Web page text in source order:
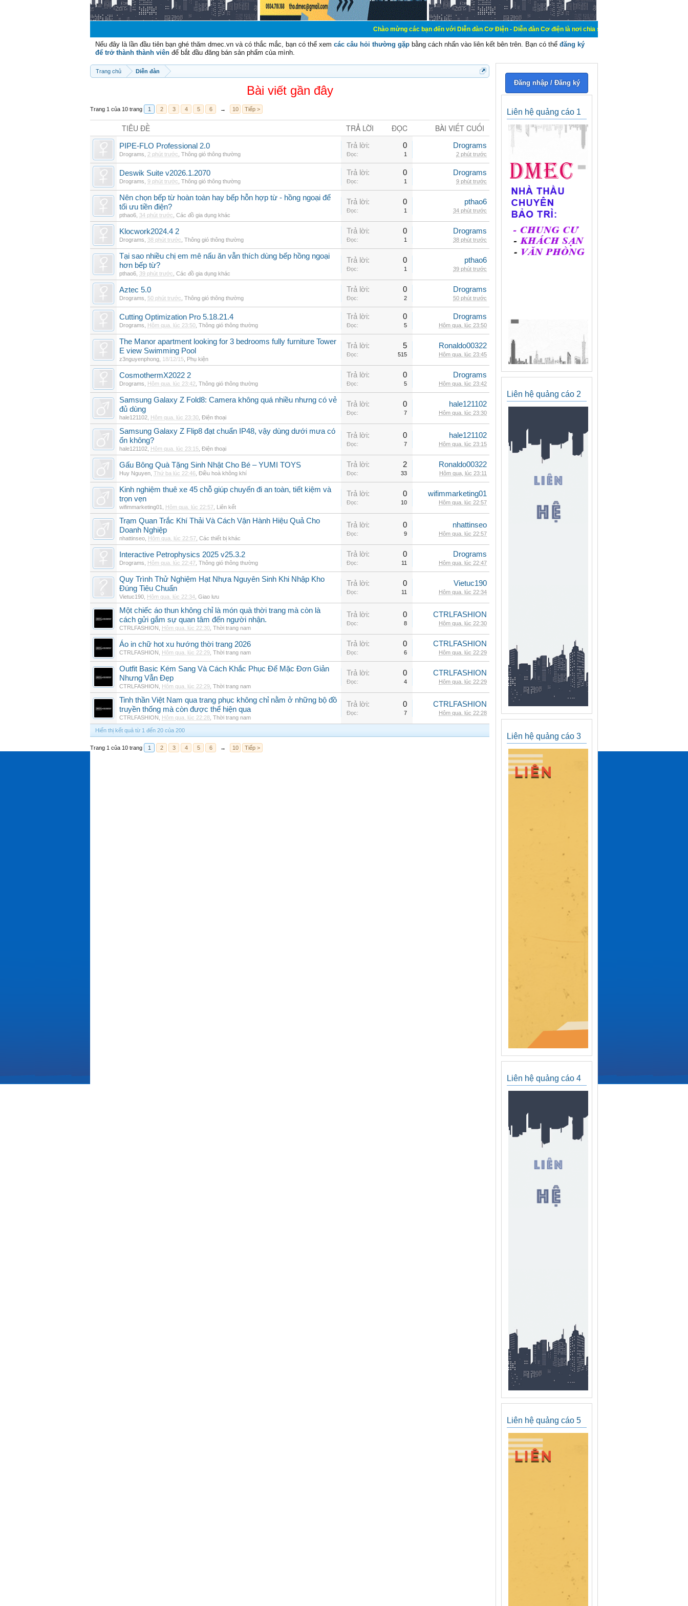
Chào mừng các bạn đến với Diễn đàn Cơ Điện - Diễn đàn Cơ điện là nơi chia sẽ kiến thức kinh nghiệm trong lãnh
Nếu đây là lần đầu tiên bạn ghé thăm dmec.vn và có thắc mắc, bạn có thể xem các câu hỏi thường gặp bằng cách nhấn vào liên kết bên trên. Bạn có thể đăng ký
để trở thành thành viên để bắt đầu đăng bán sản phẩm của mình.
Trang chủ Diễn đàn
Bài viết gần đây
Trang 1 của 10 trang 1 2 3 4 5 6 → 10 Tiếp >
TIÊU ĐỀ TRẢ LỜI ĐỌC BÀI VIẾT CUỐI
PIPE-FLO Professional 2.0
Drograms 2 phút trước Thông gió thông thường
Trả lời: 0
Đọc: 1
Drograms
2 phút trước
Deswik Suite v2026.1.2070
Drograms 9 phút trước Thông gió thông thường
Trả lời: 0
Đọc: 1
Drograms
9 phút trước
Nên chọn bếp từ hoàn toàn hay bếp hỗn hợp từ - hồng ngoại để
tối ưu tiền điện?
pthao6 34 phút trước Các đồ gia dụng khác
Trả lời: 0
Đọc: 1
pthao6
34 phút trước
Klocwork2024.4 2
Drograms 38 phút trước Thông gió thông thường
Trả lời: 0
Đọc: 1
Drograms
38 phút trước
Tại sao nhiều chị em mê nấu ăn vẫn thích dùng bếp hồng ngoại
hơn bếp từ?
pthao6 39 phút trước Các đồ gia dụng khác
Trả lời: 0
Đọc: 1
pthao6
39 phút trước
Aztec 5.0
Drograms 50 phút trước Thông gió thông thường
Trả lời: 0
Đọc: 2
Drograms
50 phút trước
Cutting Optimization Pro 5.18.21.4
Drograms Hôm qua, lúc 23:50 Thông gió thông thường
Trả lời: 0
Đọc: 5
Drograms
Hôm qua, lúc 23:50
The Manor apartment looking for 3 bedrooms fully furniture Tower
E view Swimming Pool
z3nguyenphong 18/12/15 Phụ kiện
Trả lời: 5
Đọc: 515
Ronaldo00322
Hôm qua, lúc 23:45
CosmothermX2022 2
Drograms Hôm qua, lúc 23:42 Thông gió thông thường
Trả lời: 0
Đọc: 5
Drograms
Hôm qua, lúc 23:42
Samsung Galaxy Z Fold8: Camera không quá nhiều nhưng có vẻ
đủ dùng
hale121102 Hôm qua, lúc 23:30 Điện thoại
Trả lời: 0
Đọc: 7
hale121102
Hôm qua, lúc 23:30
Samsung Galaxy Z Flip8 đạt chuẩn IP48, vậy dùng dưới mưa có
ổn không?
hale121102 Hôm qua, lúc 23:15 Điện thoại
Trả lời: 0
Đọc: 7
hale121102
Hôm qua, lúc 23:15
Gấu Bông Quà Tặng Sinh Nhật Cho Bé – YUMI TOYS
Huy Nguyen Thứ ba lúc 22:46 Điều hoà không khí
Trả lời: 2
Đọc: 33
Ronaldo00322
Hôm qua, lúc 23:11
Kinh nghiệm thuê xe 45 chỗ giúp chuyến đi an toàn, tiết kiệm và
trọn vẹn
wifimmarketing01 Hôm qua, lúc 22:57 Liên kết
Trả lời: 0
Đọc: 10
wifimmarketing01
Hôm qua, lúc 22:57
Trạm Quan Trắc Khí Thải Và Cách Vận Hành Hiệu Quả Cho
Doanh Nghiệp
nhattinseo Hôm qua, lúc 22:57 Các thiết bị khác
Trả lời: 0
Đọc: 9
nhattinseo
Hôm qua, lúc 22:57
Interactive Petrophysics 2025 v25.3.2
Drograms Hôm qua, lúc 22:47 Thông gió thông thường
Trả lời: 0
Đọc: 11
Drograms
Hôm qua, lúc 22:47
Quy Trình Thử Nghiệm Hạt Nhựa Nguyên Sinh Khi Nhập Kho
Đúng Tiêu Chuẩn
Vietuc190 Hôm qua, lúc 22:34 Giao lưu
Trả lời: 0
Đọc: 11
Vietuc190
Hôm qua, lúc 22:34
Một chiếc áo thun không chỉ là món quà thời trang mà còn là
cách gửi gắm sự quan tâm đến người nhận.
CTRLFASHION Hôm qua, lúc 22:30 Thời trang nam
Trả lời: 0
Đọc: 8
CTRLFASHION
Hôm qua, lúc 22:30
Áo in chữ hot xu hướng thời trang 2026
CTRLFASHION Hôm qua, lúc 22:29 Thời trang nam
Trả lời: 0
Đọc: 6
CTRLFASHION
Hôm qua, lúc 22:29
Outfit Basic Kém Sang Và Cách Khắc Phục Để Mặc Đơn Giản
Nhưng Vẫn Đẹp
CTRLFASHION Hôm qua, lúc 22:29 Thời trang nam
Trả lời: 0
Đọc: 4
CTRLFASHION
Hôm qua, lúc 22:29
Tinh thần Việt Nam qua trang phục không chỉ nằm ở những bộ đồ
truyền thống mà còn được thể hiện qua
CTRLFASHION Hôm qua, lúc 22:28 Thời trang nam
Trả lời: 0
Đọc: 7
CTRLFASHION
Hôm qua, lúc 22:28
Hiển thị kết quả từ 1 đến 20 của 200
Trang 1 của 10 trang 1 2 3 4 5 6 → 10 Tiếp >
Đăng nhập / Đăng ký
Liên hệ quảng cáo 1
Liên hệ quảng cáo 2
Liên hệ quảng cáo 3
Liên hệ quảng cáo 4
Liên hệ quảng cáo 5